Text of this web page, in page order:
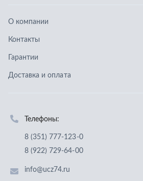
Отправить заявку
Политика конфиденциальности